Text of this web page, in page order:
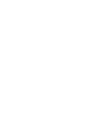
a Europa.